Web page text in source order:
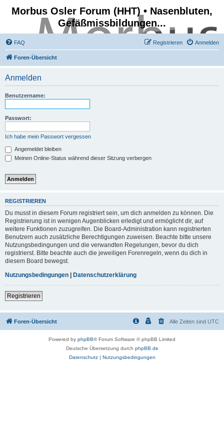
Morbus Osler Forum (HHT) • Nasenbluten,
Gefäßmissbildungen...
FAQ Anmelden
Registrieren
Foren-Übersicht
Anmelden
Benutzername:
Passwort:
Ich habe mein Passwort vergessen
Angemeldet bleiben
Meinen Online-Status während dieser Sitzung verbergen
REGISTRIEREN
Du musst in diesem Forum registriert sein, um dich anmelden zu können. Die
Registrierung ist in wenigen Augenblicken erledigt und ermöglicht dir, auf
weitere Funktionen zuzugreifen. Die Board-Administration kann registrierten
Benutzern auch zusätzliche Berechtigungen zuweisen. Beachte bitte unsere
Nutzungsbedingungen und die verwandten Regelungen, bevor du dich
registrierst. Bitte beachte auch die jeweiligen Forenregeln, wenn du dich in
diesem Board bewegst.
Nutzungsbedingungen | Datenschutzerklärung
Registrieren
Foren-Übersicht Alle Zeiten sind UTC
Powered by phpBB® Forum Software © phpBB Limited
Deutsche Übersetzung durch phpBB.de
Datenschutz| Nutzungsbedingungen